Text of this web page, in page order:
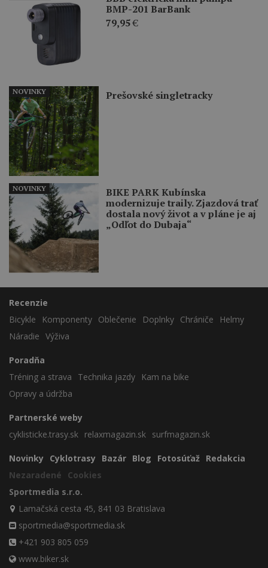
BMP-201 BarBank
79,95€
Prešovské singletracky
NOVINKY
BIKE PARK Kubínska
modernizuje traily. Zjazdová trať
dostala nový život a v pláne je aj
„Odľot do Dubaja“
NOVINKY
Recenzie
Bicykle
Komponenty Oblečenie Doplnky Chrániče
Helmy
Náradie Výživa
Poradňa
Tréning a strava
Technika jazdy
Kam na bike
Opravy a údržba
Partnerské weby
cyklisticke.trasy.sk relaxmagazin.sk surfmagazin.sk
Novinky Cyklotrasy Bazár Blog Fotosúťaž Redakcia
Nezaradené
Cookies
Sportmedia s.r.o.
Lamačská cesta 45, 841 03 Bratislava
sportmedia@sportmedia.sk
+421 903 805 059
www.biker.sk